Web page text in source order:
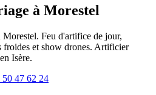
à Morestel
Feu d'artifice de jour,
froides et show drones. Artificier
Isère.
50 47 62 24